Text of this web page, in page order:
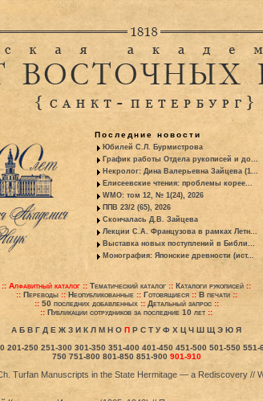
Последние новости
Юбилей С.Л. Бурмистрова
График работы Отдела рукописей и до...
Некролог: Дина Валерьевна Зайцева (1...
Елисеевские чтения: проблемы корее...
WMO: том 12, № 1(24), 2026
ППВ 23/2 (65), 2026
Скончалась Д.В. Зайцева
Лекции С.А. Французова в рамках Летн...
Выставка новых поступлений в Библи...
Монография: Японские древности (ист...
:: Алфавитный каталог :: Тематический каталог :: Каталоги рукописей ::
:: Переводы:: Неопубликованные:: Готовящиеся:: В печати::
:: 50 последних добавленных:: Детальный запрос::
:: Публикации сотрудников за последние 10 лет::
А Б В Г Д Е Ж З И К Л М Н О П Р С Т У Ф Х Ц Ч Ш Щ Э Ю Я
201-250 251-300 301-350 351-400 401-450 451-500 501-550 551-
750 751-800 801-850 851-900 901-910
Turfan Manuscripts in the State Hermitage — a Rediscovery //